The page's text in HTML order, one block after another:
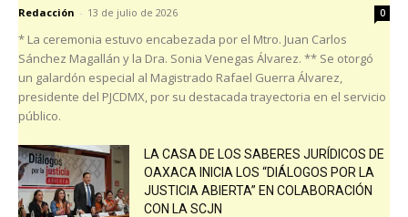
Redacción - 13 de julio de 2026 0
* La ceremonia estuvo encabezada por el Mtro. Juan Carlos
Sánchez Magallán y la Dra. Sonia Venegas Álvarez. ** Se otorgó
un galardón especial al Magistrado Rafael Guerra Álvarez,
presidente del PJCDMX, por su destacada trayectoria en el servicio
público.
LA CASA DE LOS SABERES JURÍDICOS DE
OAXACA INICIA LOS “DIÁLOGOS POR LA
JUSTICIA ABIERTA” EN COLABORACIÓN
CON LA SCJN